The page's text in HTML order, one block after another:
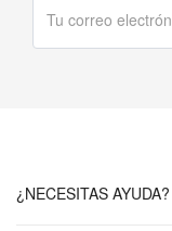
¿NECESITAS AYUDA?